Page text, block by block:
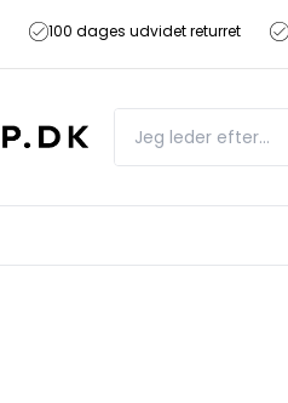
100 dages udvidet returret